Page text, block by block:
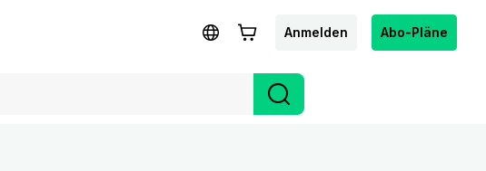
Anmelden Abo-Pläne